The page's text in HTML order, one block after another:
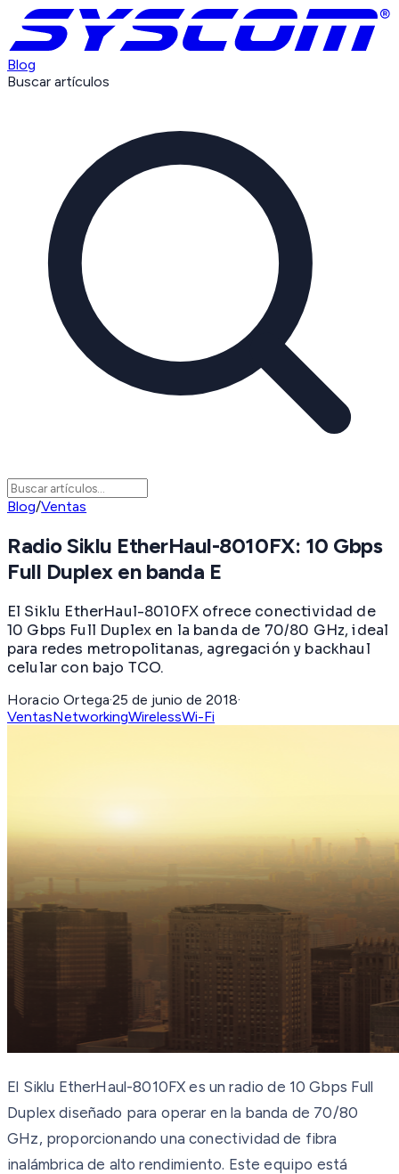
Blog
Buscar artículos
Blog/Ventas
Radio Siklu EtherHaul-8010FX: 10 Gbps
Full Duplex en banda E
El Siklu EtherHaul-8010FX ofrece conectividad de
10 Gbps Full Duplex en la banda de 70/80 GHz, ideal
para redes metropolitanas, agregación y backhaul
celular con bajo TCO.
Horacio Ortega·25 de junio de 2018·
VentasNetworkingWirelessWi-Fi
El Siklu EtherHaul-8010FX es un radio de 10 Gbps Full
Duplex diseñado para operar en la banda de 70/80
GHz, proporcionando una conectividad de fibra
inalámbrica de alto rendimiento. Este equipo está